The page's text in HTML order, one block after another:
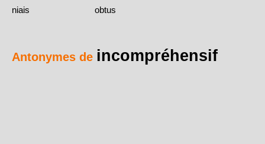
niais
obtus
Antonymes de incompréhensif